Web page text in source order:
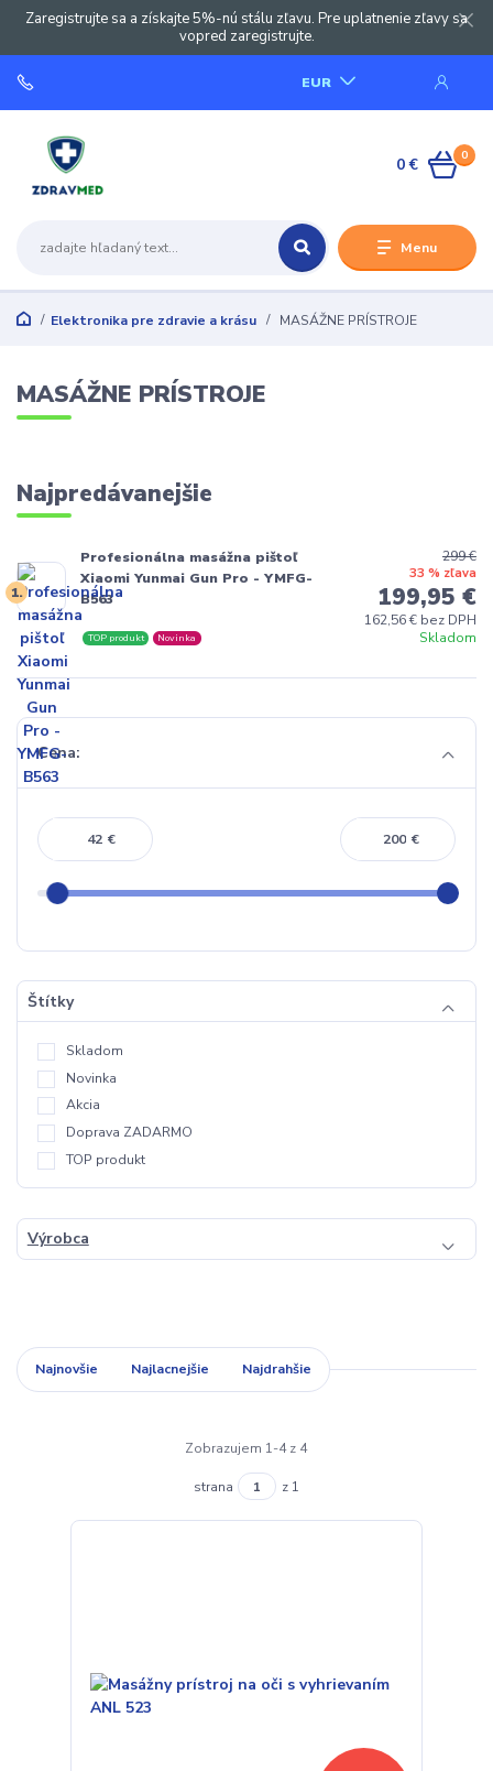
Zaregistrujte sa a získajte 5%-nú stálu zľavu. Pre uplatnenie zľavy sa
vopred zaregistrujte.
Menu
EUR
0
0 €
Elektronika pre zdravie a krásu MASÁŽNE PRÍSTROJE
MASÁŽNE PRÍSTROJE
Najpredávanejšie
1.
Profesionálna masážna pištoľ
Xiaomi Yunmai Gun Pro - YMFG-
B563
Skladom
TOP produkt Novinka
299 €
33 % zľava
199,95 €
162,56 € bez DPH
Cena:
€ €
Štítky
Skladom
Novinka
Akcia
Doprava ZADARMO
TOP produkt
Výrobca
Najnovšie Najlacnejšie Najdrahšie
Zobrazujem 1-4 z 4
strana z 1